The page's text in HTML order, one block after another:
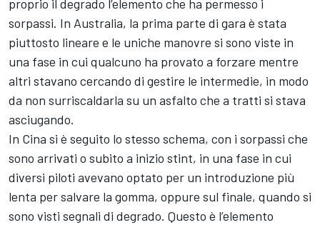
proprio il degrado l’elemento che ha permesso i
sorpassi. In Australia, la prima parte di gara è stata
piuttosto lineare e le uniche manovre si sono viste in
una fase in cui qualcuno ha provato a forzare mentre
altri stavano cercando di gestire le intermedie, in modo
da non surriscaldarla su un asfalto che a tratti si stava
asciugando.
In Cina si è seguito lo stesso schema, con i sorpassi che
sono arrivati o subito a inizio stint, in una fase in cui
diversi piloti avevano optato per un introduzione più
lenta per salvare la gomma, oppure sul finale, quando si
sono visti segnali di degrado. Questo è l’elemento